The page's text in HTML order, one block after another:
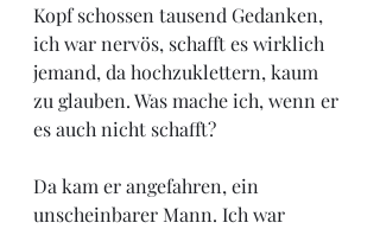
Kopf schossen tausend Gedanken,
ich war nervös, schafft es wirklich
jemand, da hochzuklettern, kaum
zu glauben. Was mache ich, wenn er
es auch nicht schafft?
Da kam er angefahren, ein
unscheinbarer Mann. Ich war